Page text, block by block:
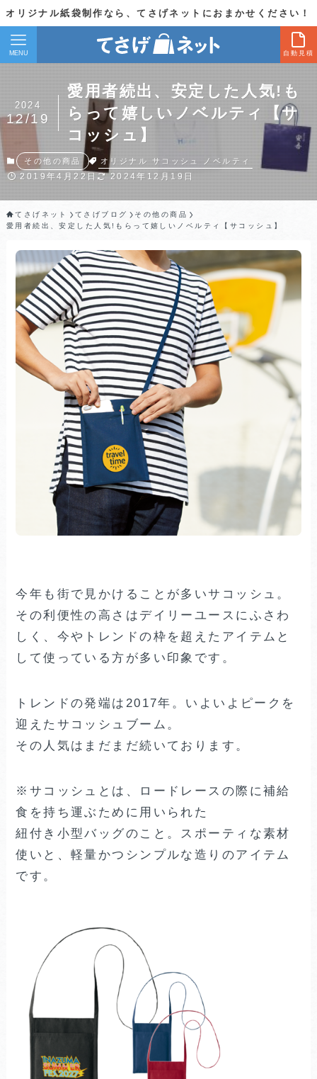
オリジナル紙袋制作なら、てさげネットにおまかせください！
自動見積
MENU
愛用者続出、安定した人気!も
らって嬉しいノベルティ【サ
コッシュ】
2024
12/19
その他の商品 オリジナル サコッシュ ノベルティ
2019年4月22日 2024年12月19日
てさげネット てさげブログ
その他の商品
愛用者続出、安定した人気!もらって嬉しいノベルティ【サコッシュ】
今年も街で見かけることが多いサコッシュ。
その利便性の高さはデイリーユースにふさわ
しく、今やトレンドの枠を超えたアイテムと
して使っている方が多い印象です。
トレンドの発端は2017年。いよいよピークを
迎えたサコッシュブーム。
その人気はまだまだ続いております。
※サコッシュとは、ロードレースの際に補給
食を持ち運ぶために用いられた
紐付き小型バッグのこと。スポーティな素材
使いと、軽量かつシンプルな造りのアイテム
です。